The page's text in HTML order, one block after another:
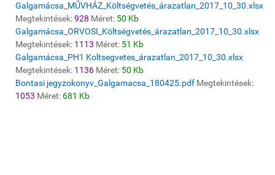
Galgamácsa_MŰVHÁZ_Költségvetés_árazatlan_2017_10_30.xlsx
Megtekintések:928 Méret: 50 Kb
Galgamácsa_ORVOSI_Költségvetés_árazatlan_2017_10_30.xlsx
Megtekintések: 1113 Méret: 51 Kb
Galgamácsa_PH1 Koltsegvetes_árazatlan_2017_10_30.xlsx
Megtekintések: 1136 Méret: 50 Kb
Bontasi jegyzokonyv_Galgamacsa_180425.pdf Megtekintések:
1053 Méret: 681 Kb